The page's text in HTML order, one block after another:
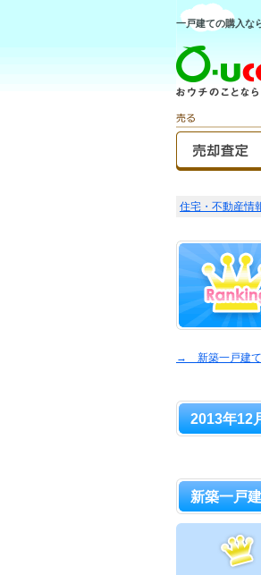
一戸建ての購入な
住宅・不動産情
→ 新築一戸建て
2013年12
新築一戸